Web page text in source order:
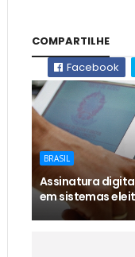
COMPARTILHE
Facebook
BRASIL
Assinatura
em sistemas